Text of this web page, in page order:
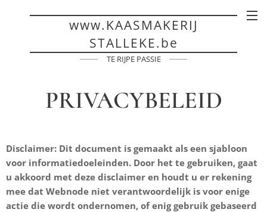
www.KAASMAKERIJ
STALLEKE.be
TE RIJPE PASSIE
PRIVACYBELEID
Disclaimer: Dit document is gemaakt als een sjabloon
voor informatiedoeleinden. Door het te gebruiken, gaat
u akkoord met deze disclaimer en houdt u er rekening
mee dat Webnode niet verantwoordelijk is voor enige
actie die wordt ondernomen, of enig gebruik gebaseerd